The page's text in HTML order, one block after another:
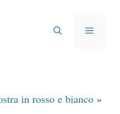
MENU
in rosso e bianco »